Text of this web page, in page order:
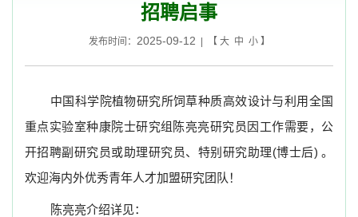
招聘启事
发布时间： 2025-09-12 | 【 大 中 小】
中国科学院植物研究所饲草种质高效设计与利用全国
重点实验室种康院士研究组陈亮亮研究员因工作需要，公
开招聘副研究员或助理研究员、特别研究助理(博士后) 。
欢迎海内外优秀青年人才加盟研究团队！
陈亮亮介绍详见：